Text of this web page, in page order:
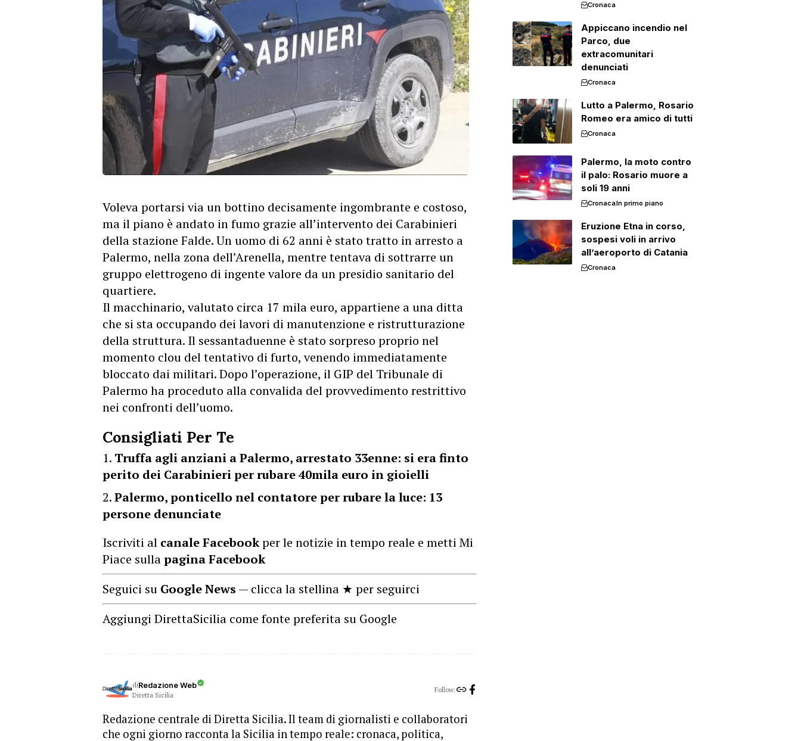
Voleva portarsi via un bottino decisamente ingombrante e costoso,
ma il piano è andato in fumo grazie all’intervento dei Carabinieri
della stazione Falde. Un uomo di 62 anni è stato tratto in arresto a
Palermo, nella zona dell’Arenella, mentre tentava di sottrarre un
gruppo elettrogeno di ingente valore da un presidio sanitario del
quartiere.
Il macchinario, valutato circa 17 mila euro, appartiene a una ditta
che si sta occupando dei lavori di manutenzione e ristrutturazione
della struttura. Il sessantaduenne è stato sorpreso proprio nel
momento clou del tentativo di furto, venendo immediatamente
bloccato dai militari. Dopo l’operazione, il GIP del Tribunale di
Palermo ha proceduto alla convalida del provvedimento restrittivo
nei confronti dell’uomo.
Consigliati Per Te
Truffa agli anziani a Palermo, arrestato 33enne: si era finto
perito dei Carabinieri per rubare 40mila euro in gioielli
Palermo, ponticello nel contatore per rubare la luce: 13
persone denunciate
Iscriviti al canale Facebookper le notizie in tempo reale e metti Mi
Piace sullapagina Facebook
Seguici su Google News — clicca la stellina ★ per seguirci
Aggiungi DirettaSicilia come fonte preferita su Google
diRedazione Web
Diretta Sicilia
Follow:
Redazione centrale di Diretta Sicilia. Il team di giornalisti e collaboratori
che ogni giorno racconta la Sicilia in tempo reale: cronaca, politica,
Cronaca
Appiccano incendio nel
Parco, due
extracomunitari
denunciati
Cronaca
Lutto a Palermo, Rosario
Romeo era amico di tutti
Cronaca
Palermo, la moto contro
il palo: Rosario muore a
soli 19 anni
CronacaIn primo piano
Eruzione Etna in corso,
sospesi voli in arrivo
all’aeroporto di Catania
Cronaca